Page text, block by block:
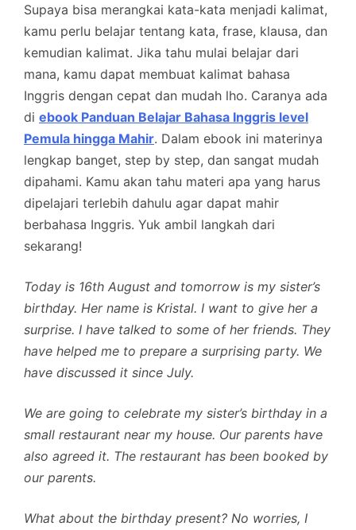
Supaya bisa merangkai kata-kata menjadi kalimat,
kamu perlu belajar tentang kata, frase, klausa, dan
kemudian kalimat. Jika tahu mulai belajar dari
mana, kamu dapat membuat kalimat bahasa
Inggris dengan cepat dan mudah lho. Caranya ada
di ebook Panduan Belajar Bahasa Inggris level
Pemula hingga Mahir. Dalam ebook ini materinya
lengkap banget, step by step, dan sangat mudah
dipahami. Kamu akan tahu materi apa yang harus
dipelajari terlebih dahulu agar dapat mahir
berbahasa Inggris. Yuk ambil langkah dari
sekarang!
Today is 16th August and tomorrow is my sister’s
birthday. Her name is Kristal. I want to give her a
surprise. I have talked to some of her friends. They
have helped me to prepare a surprising party. We
have discussed it since July.
We are going to celebrate my sister’s birthday in a
small restaurant near my house. Our parents have
also agreed it. The restaurant has been booked by
our parents.
What about the birthday present? No worries, I